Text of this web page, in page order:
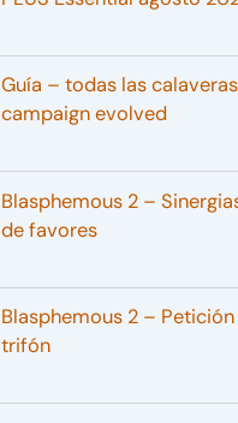
Guía – todas las
campaign evolved
Blasphemous 2 –
de favores
Blasphemous 2 –
trifón